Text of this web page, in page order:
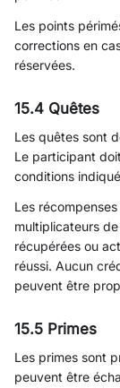
Les points
corrections en
réservées.
15.4 Quêtes
Les quêtes sont
Le participant
conditions
Les
multiplicateurs
récupérées ou
réussi. Aucun
peuvent être
15.5 Primes
Les primes sont
peuvent être